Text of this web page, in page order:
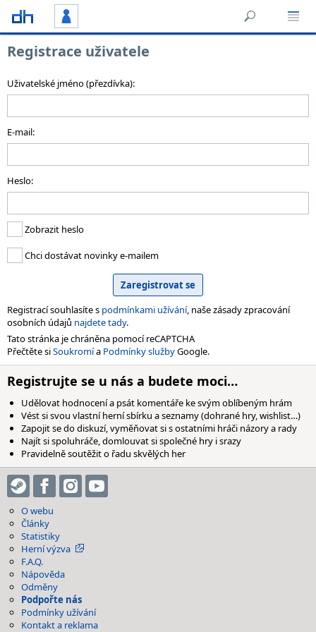
Registrace uživatele
Uživatelské jméno (přezdívka):
E-mail:
Heslo:
Zobrazit heslo
Chci dostávat novinky e-mailem
Registrací souhlasíte s podmínkami užívání, naše zásady zpracování
osobních údajů najdete tady.
Tato stránka je chráněna pomocí reCAPTCHA
Přečtěte siSoukromía Podmínky službyGoogle.
Registrujte se u nás a budete moci…
Udělovat hodnocení a psát komentáře ke svým oblíbeným hrám
Vést si svou vlastní herní sbírku a seznamy (dohrané hry, wishlist…)
Zapojit se do diskuzí, vyměňovat si s ostatními hráči názory a rady
Najít si spoluhráče, domlouvat si společné hry i srazy
Pravidelně soutěžit o řadu skvělých her
O webu
Články
Statistiky
Herní výzva
F.A.Q.
Nápověda
Odměny
Podpořte nás
Podmínky užívání
Kontakt a reklama